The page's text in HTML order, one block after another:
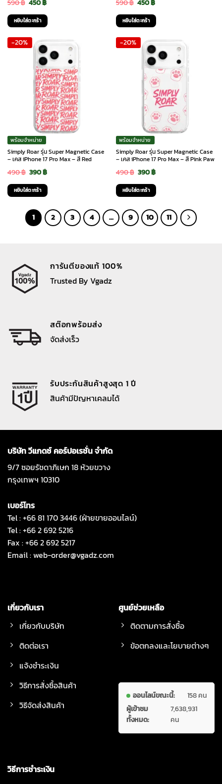
590฿ Original
price
was:
590 ฿.
450฿Current
price
is:
450 ฿.
หยิบใส่ตะกร้า
590฿ Original
price
was:
590 ฿.
450฿Current
price
is:
450 ฿.
หยิบใส่ตะกร้า
-20%
พร้อมจำหน่าย
Simply Roar รุ่น Super Magnetic Case
– เคส iPhone 17 Pro Max – สี Red
490฿ Original
price
was:
490 ฿.
390฿Current
price
390 ฿.
หยิบใส่ตะกร้า
-20%
พร้อมจำหน่าย
Simply Roar รุ่น Super Magnetic Case
– เคส iPhone 17 Pro Max – สี Pink Paw
490฿ Original
price
was:
490 ฿.
390฿Current
price
390 ฿.
หยิบใส่ตะกร้า
1 2 3 4 … 9 10 11
การันตีของแท้ 100%
Trusted By Vgadz
สต๊อกพร้อมส่ง
จัดส่งเร็ว
รับประกันสินค้าสูงสุด 1 ปี
สินค้ามีปัญหาเคลมได้
บริษัท วีแกดซ์ คอร์ปอเรชั่น จำกัด
9/7 ซอยรัชดาภิเษก 18 ห้วยขวาง
กรุงเทพฯ 10310
เบอร์โทร
Tel : +66 81 170 3446 (ฝ่ายขายออนไลน์)
Tel : +66 2 692 5216
Fax : +66 2 692 5217
Email :web-order@vgadz.com
เกี่ยวกับเรา
เกี่ยวกับบริษัท
ติดต่อเรา
แจ้งชำระเงิน
วิธีการสั่งซื้อสินค้า
วิธีจัดส่งสินค้า
ศูนย์ช่วยเหลือ
ติดตามการสั่งซื้อ
ข้อตกลงและโยบายต่างๆ
ออนไลน์ขณะนี้:
158 คน
ผู้เข้าชม
ทั้งหมด:
7,638,931
คน
วิธีการชำระเงิน